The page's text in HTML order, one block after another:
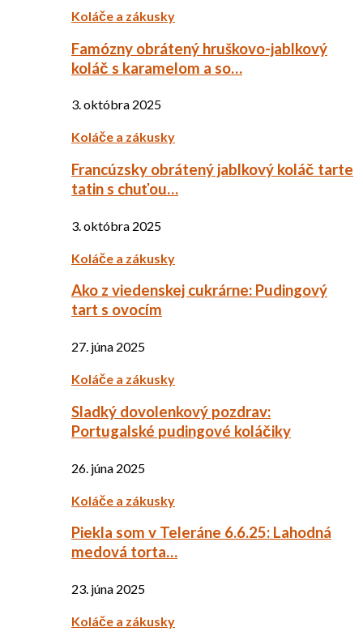
Koláče a zákusky
Famózny obrátený hruškovo-jablkový
koláč s karamelom a so…
3. októbra 2025
Koláče a zákusky
Francúzsky obrátený jablkový koláč tarte
tatin s chuťou…
3. októbra 2025
Koláče a zákusky
Ako z viedenskej cukrárne: Pudingový
tart s ovocím
27. júna 2025
Koláče a zákusky
Sladký dovolenkový pozdrav:
Portugalské pudingové koláčiky
26. júna 2025
Koláče a zákusky
Piekla som v Teleráne 6.6.25: Lahodná
medová torta…
23. júna 2025
Koláče a zákusky